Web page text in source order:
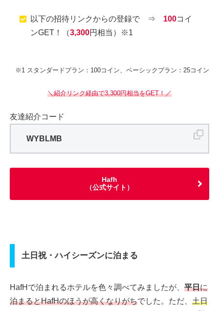
以下の招待リンクからの登録で ⇒ 100コイ
ンGET！（3,300円相当）※1
※1 スタンダードプラン：100コイン、ベーシックプラン：25コイン
＼紹介リンク経由で3,300円相当をGET！／
友達紹介コード
WYBLMB
Hafh
（公式サイト）
土日祝・ハイシーズンに泊まる
HafHで泊まれるホテルを色々調べてみましたが、 平日に
泊まるとHafHのほうが高くなりがちでした。ただ、 土日